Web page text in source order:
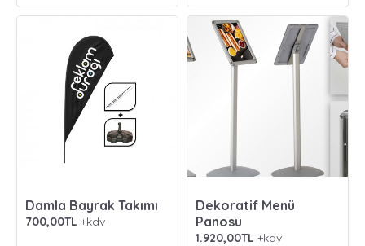
Damla Bayrak Takımı
700,00TL +kdv
Dekoratif Menü
Panosu
1.920,00TL +kdv